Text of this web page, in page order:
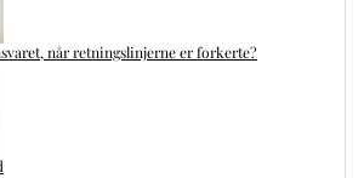
når retningslinjerne er forkerte?